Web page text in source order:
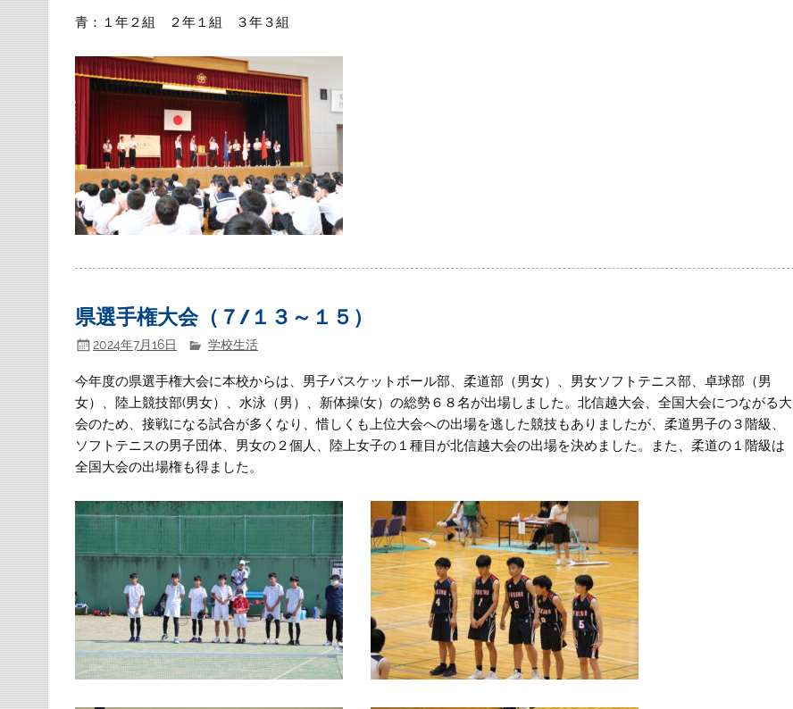
青：１年２組 ２年１組 ３年３組
県選手権大会（７/１３～１５）
2024年7月16日 学校生活
今年度の県選手権大会に本校からは、男子バスケットボール部、柔道部（男女）、男女ソフトテニス部、卓球部（男
女）、陸上競技部(男女）、水泳（男）、新体操(女）の総勢６８名が出場しました。北信越大会、全国大会につながる大
会のため、接戦になる試合が多くなり、惜しくも上位大会への出場を逃した競技もありましたが、柔道男子の３階級、
ソフトテニスの男子団体、男女の２個人、陸上女子の１種目が北信越大会の出場を決めました。また、柔道の１階級は
全国大会の出場権も得ました。